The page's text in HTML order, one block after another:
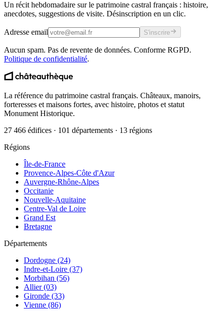
Un récit hebdomadaire sur le patrimoine castral français : histoire,
anecdotes, suggestions de visite. Désinscription en un clic.
Adresse email S'inscrire
Aucun spam. Pas de revente de données. Conforme RGPD.
Politique de confidentialité.
La référence du patrimoine castral français. Châteaux, manoirs,
forteresses et maisons fortes, avec histoire, photos et statut
Monument Historique.
27 466 édifices · 101 départements · 13 régions
Régions
Île-de-France
Provence-Alpes-Côte d'Azur
Auvergne-Rhône-Alpes
Occitanie
Nouvelle-Aquitaine
Centre-Val de Loire
Grand Est
Bretagne
Départements
Dordogne (24)
Indre-et-Loire (37)
Morbihan (56)
Allier (03)
Gironde (33)
Vienne (86)